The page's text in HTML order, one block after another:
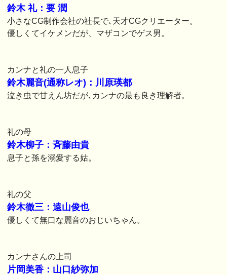
鈴木 礼：要 潤
小さなCG制作会社の社長で､天才CGクリエーター。
優しくてイケメンだが、マザコンでゲス男。
カンナと礼の一人息子
鈴木麗音(通称レオ)：川原瑛都
泣き虫で甘えん坊だが､カンナの最も良き理解者。
礼の母
鈴木柳子：斉藤由貴
息子と孫を溺愛する姑。
礼の父
鈴木徹三：遠山俊也
優しくて無口な麗音のおじいちゃん。
カンナさんの上司
片岡美香：山口紗弥加